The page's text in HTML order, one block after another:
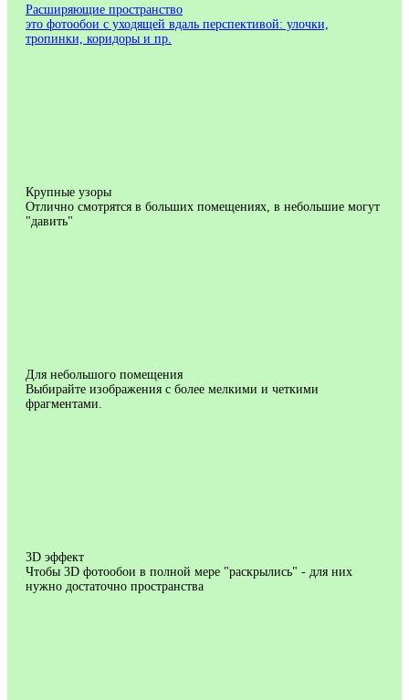
Расширяющие пространство
это фотообои с уходящей вдаль перспективой: улочки,
тропинки, коридоры и пр.
Крупные узоры
Отлично смотрятся в больших помещениях, в небольшие могут
"давить"
Для небольшого помещения
Выбирайте изображения с более мелкими и четкими
фрагментами.
3D эффект
Чтобы 3D фотообои в полной мере "раскрылись" - для них
нужно достаточно пространства